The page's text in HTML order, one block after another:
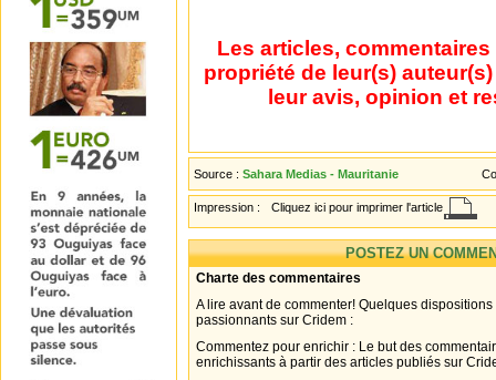
Les articles,
propriété de leur(s)
leur avis, opinion et
Source : Sahara Medias - Mauritanie
Impression : Cliquez ici pour imprimer l'article
POSTEZ UN
Charte des commentaires
A lire avant de commenter! Quelques
passionnants sur Cridem :
Commentez pour enrichir : Le but des
enrichissants à partir des articles publiés sur